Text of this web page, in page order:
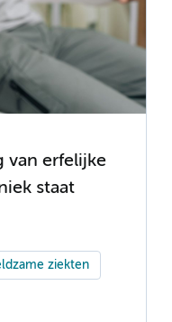
van erfelijke
staat
ziekten